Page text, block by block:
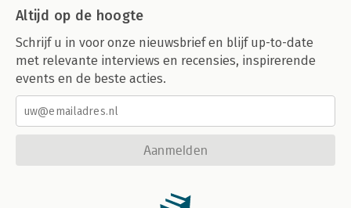
Altijd op de hoogte
Schrijf u in voor onze nieuwsbrief en blijf up-to-date
met relevante interviews en recensies, inspirerende
events en de beste acties.
Aanmelden